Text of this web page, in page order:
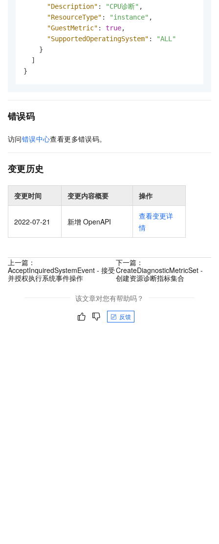
"Description" : "CPU诊断" ,
"ResourceType" : "instance" ,
"GuestMetric" : true,
"SupportedOperatingSystem" :
"ALL"
}
]
}
错误码
访问错误中心查看更多错误码。
变更历史
变更时间 变更内容概要 操作
2022-07-21 新增 OpenAPI
查看变更详
情
上一篇：
AcceptInquiredSystemEvent - 接受
并授权执行系统事件操作
下一篇：
CreateDiagnosticMetricSet -
创建资源诊断指标集合
该文章对您有帮助吗？
反馈